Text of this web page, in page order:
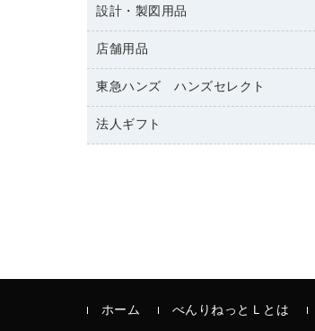
プレゼン用ファイル
ファイルボックス
パイプ式ファイル
その他ファイル
カードケース
マーキングペン（油性）
マーキングペン（水性）
ボールペン（油性）
備品／小物ケース
透明テープ 事務用
電話台
液体のり
印章用品
介護用品
医療関連用品
工事関連用品
設計・製図用品
設計・製図用品
店舗用品
店舗運営用品
陳列什器
紙手提げ袋
ＰＯＰ用品
東急ハンズ ハンズセレクト
東急ハンズ
法人ギフト
ホーム べんりねっとＬとは